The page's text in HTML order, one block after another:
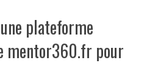
plateforme
mentor360.fr pour